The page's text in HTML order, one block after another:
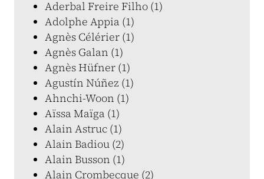
Aderbal Freire Filho (1)
Adolphe Appia (1)
Agnès Célérier (1)
Agnès Galan (1)
Agnès Hüfner (1)
Agustín Núñez (1)
Ahnchi-Woon (1)
Aïssa Maïga (1)
Alain Astruc (1)
Alain Badiou (2)
Alain Busson (1)
Alain Crombecque (2)